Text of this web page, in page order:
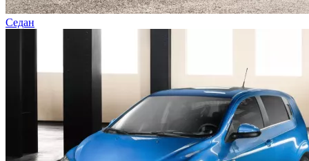
Седан